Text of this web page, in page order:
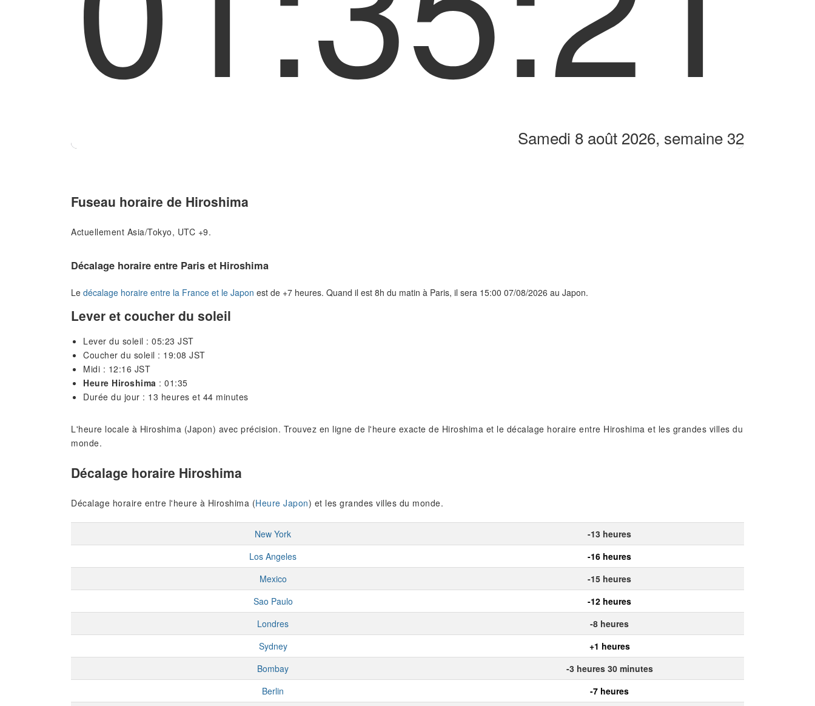
Samedi 8 août 2026, semaine 32
Fuseau horaire de Hiroshima
Actuellement Asia/Tokyo, UTC +9.
Décalage horaire entre Paris et Hiroshima
Le décalage horaire entre la France et le Japon est de +7 heures. Quand il est 8h du matin à Paris, il sera 15:00 07/08/2026 au Japon.
Lever et coucher du soleil
Lever du soleil : 05:23 JST
Coucher du soleil : 19:08 JST
Midi : 12:16 JST
Heure Hiroshima : 01:35
Durée du jour : 13 heures et 44 minutes
L'heure locale à Hiroshima (Japon) avec précision. Trouvez en ligne de l'heure exacte de Hiroshima et le décalage horaire entre Hiroshima et les grandes villes du
monde.
Décalage horaire Hiroshima
Décalage horaire entre l'heure à Hiroshima (Heure Japon) et les grandes villes du monde.
New York
-13 heures
Los Angeles
-16 heures
Mexico
-15 heures
Sao Paulo
-12 heures
Londres
-8 heures
Sydney
+1 heures
Bombay
-3 heures 30 minutes
Berlin
-7 heures